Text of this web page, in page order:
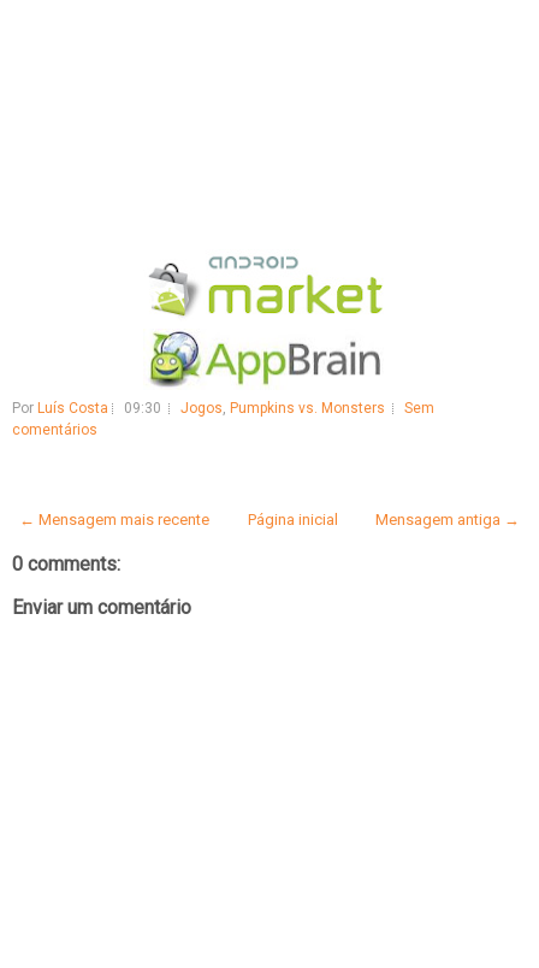
Por Luís Costa 09:30 Jogos, Pumpkins vs. Monsters
Sem
comentários
← Mensagem mais recente Mensagem antiga →
Página inicial
0 comments:
Enviar um comentário